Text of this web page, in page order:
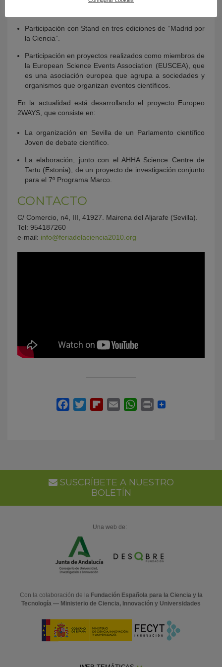
Participación con Stand en tres ediciones de “Madrid por
la Ciencia”.
Participación en proyectos realizados como miembros de
la European Science Events Association (EUSCEA), que
es una asociación europea que agrupa a sociedades y
organismos que organizan eventos científicos.
En la actualidad está desarrollando el proyecto Europeo
2WAYS, que consiste en:
La organización en Sevilla de un Parlamento científico
Joven de debate científico.
La elaboración, junto con el AHHA Science Centre de
Tartu (Estonia), de un proyecto de investigación conjunto
para el 7º Programa Marco.
CONTACTO
C/ Comercio, n4, III, 41927. Mairena del Aljarafe (Sevilla).
Tel: 954187260
e-mail: info@feriadelaciencia2010.org
SUSCRÍBETE A NUESTRO
BOLETÍN
Una web de:
Con la colaboración de la Fundación Española para la Ciencia y la
Tecnología — Ministerio de Ciencia, Innovación y Universidades